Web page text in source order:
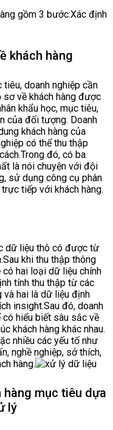
gồm 3 bước:Xác định
khách hàng
tiêu, doanh nghiệp cần
về khách hàng được
khẩu học, mục tiêu,
của đối tượng. Doanh
khách hàng của
có thể thu thập
đó, có ba
là nói chuyện với đội
sử dụng công cụ phân
tiếp với khách hàng.
dữ liệu thô có được từ
khi thu thập thông
hai loại dữ liệu chính
tính thu thập từ các
và hai là dữ liệu định
insight.Sau đó, doanh
hiểu biết sâu sắc về
khách hàng khác nhau.
nhiều các yếu tố như
nghề nghiệp, sở thích,
hàng.
hàng mục tiêu dựa
lý